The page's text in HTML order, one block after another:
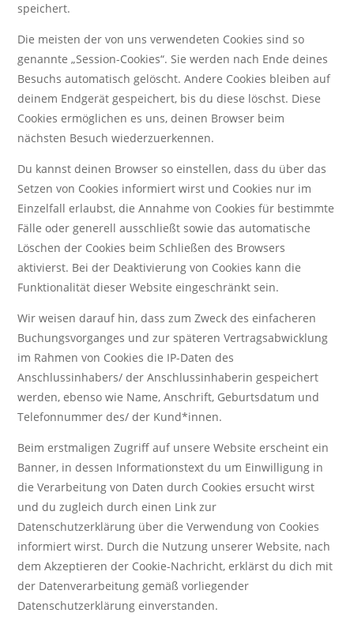
speichert.
Die meisten der von uns verwendeten Cookies sind so
genannte „Session-Cookies“. Sie werden nach Ende deines
Besuchs automatisch gelöscht. Andere Cookies bleiben auf
deinem Endgerät gespeichert, bis du diese löschst. Diese
Cookies ermöglichen es uns, deinen Browser beim
nächsten Besuch wiederzuerkennen.
Du kannst deinen Browser so einstellen, dass du über das
Setzen von Cookies informiert wirst und Cookies nur im
Einzelfall erlaubst, die Annahme von Cookies für bestimmte
Fälle oder generell ausschließt sowie das automatische
Löschen der Cookies beim Schließen des Browsers
aktivierst. Bei der Deaktivierung von Cookies kann die
Funktionalität dieser Website eingeschränkt sein.
Wir weisen darauf hin, dass zum Zweck des einfacheren
Buchungsvorganges und zur späteren Vertragsabwicklung
im Rahmen von Cookies die IP-Daten des
Anschlussinhabers/ der Anschlussinhaberin gespeichert
werden, ebenso wie Name, Anschrift, Geburtsdatum und
Telefonnummer des/ der Kund*innen.
Beim erstmaligen Zugriff auf unsere Website erscheint ein
Banner, in dessen Informationstext du um Einwilligung in
die Verarbeitung von Daten durch Cookies ersucht wirst
und du zugleich durch einen Link zur
Datenschutzerklärung über die Verwendung von Cookies
informiert wirst. Durch die Nutzung unserer Website, nach
dem Akzeptieren der Cookie-Nachricht, erklärst du dich mit
der Datenverarbeitung gemäß vorliegender
Datenschutzerklärung einverstanden.